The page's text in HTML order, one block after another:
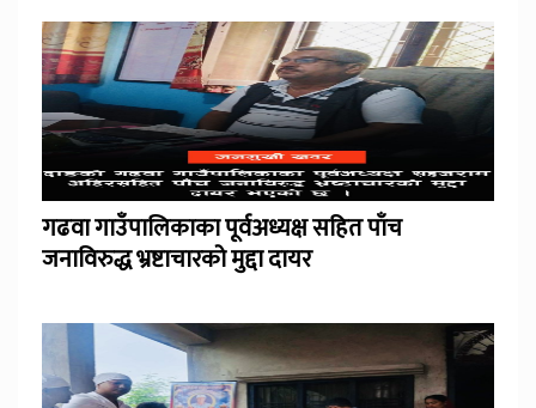
गढवा गाउँपालिकाका पूर्वअध्यक्ष सहित पाँच
जनाविरुद्ध भ्रष्टाचारको मुद्दा दायर